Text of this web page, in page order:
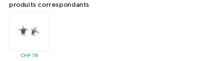
produits correspondants
CHF78